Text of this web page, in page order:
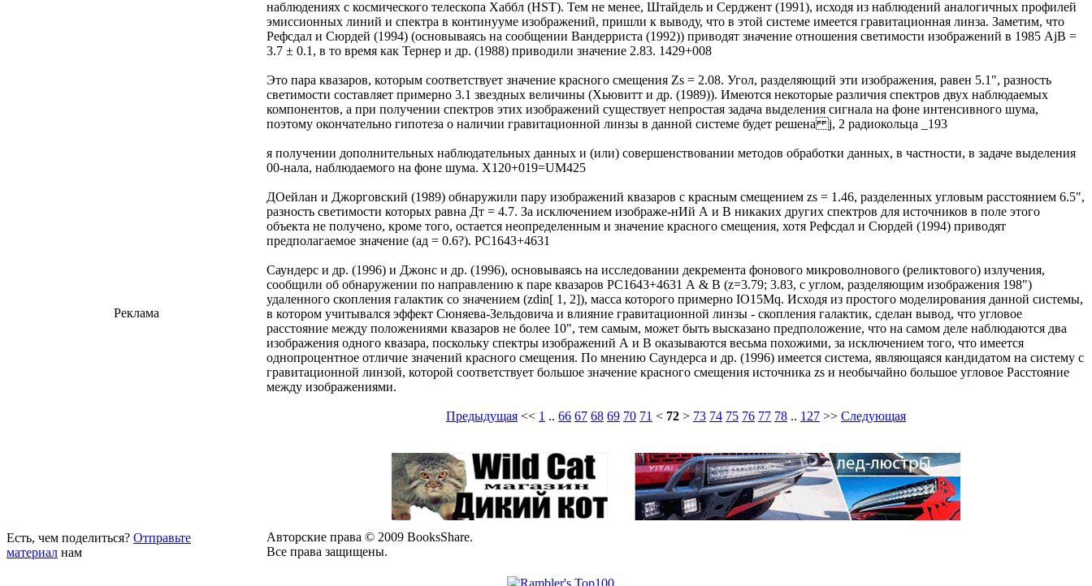
наблюдениях с космического телескопа Хаббл (HST). Тем не менее, Штайдель и Серджент (1991), исходя из наблюдений аналогичных профилей
эмиссионных линий и спектра в континууме изображений, пришли к выводу, что в этой системе имеется гравитационная линза. Заметим, что
Рефсдал и Сюрдей (1994) (основываясь на сообщении Вандерриста (1992)) приводят значение отношения светимости изображений в 1985 AjВ =
3.7 ± 0.1, в то время как Тернер и др. (1988) приводили значение 2.83. 1429+008
Это пара квазаров, которым соответствует значение красного смещения Zs = 2.08. Угол, разделяющий эти изображения, равен 5.1", разность
светимости составляет примерно 3.1 звездных величины (Хьювитт и др. (1989)). Имеются некоторые различия спектров двух наблюдаемых
компонентов, а при получении спектров этих изображений существует непростая задача выделения сигнала на фоне интенсивного шума,
поэтому окончательно гипотеза о наличии гравитационной линзы в данной системе будет решена j, 2 радиокольца _193
я получении дополнительных наблюдательных данных и (или) совершенствовании методов обработки данных, в частности, в задаче выделения
00-нала, наблюдаемого на фоне шума. X120+019=UM425
ДОейлан и Джорговский (1989) обнаружили пару изображений квазаров с красным смещением zs = 1.46, разделенных угловым расстоянием 6.5",
разность светимости которых равна Дт = 4.7. За исключением изображе-нИй А и В никаких других спектров для источников в поле этого
объекта не получено, кроме того, остается неопределенным и значение красного смещения, хотя Рефсдал и Сюрдей (1994) приводят
предполагаемое значение (ад = 0.6?). РС1643+4631
Саундерс и др. (1996) и Джонс и др. (1996), основываясь на исследовании декремента фонового микроволнового (реликтового) излучения,
сообщили об обнаружении по направлению к паре квазаров РС1643+4631 А & В (z=3.79; 3.83, с углом, разделяющим изображения 198")
удаленного скопления галактик со значением (zdin[ 1, 2]), масса которого примерно IO15Mq. Исходя из простого моделирования данной системы,
в котором учитывался эффект Сюняева-Зельдовича и влияние гравитационной линзы - скопления галактик, сделан вывод, что угловое
расстояние между положениями квазаров не более 10", тем самым, может быть высказано предположение, что на самом деле наблюдаются два
изображения одного квазара, поскольку спектры изображений А и В оказываются весьма похожими, за исключением того, что имеется
однопроцентное отличие значений красного смещения. По мнению Саундерса и др. (1996) имеется система, являющаяся кандидатом на систему с
гравитационной линзой, которой соответствует большое значение красного смещения источника zs и необычайно большое угловое Расстояние
между изображениями.
Предыдущая << 1 .. 66 67 68 69 70 71 < 72 > 73 74 75 76 77 78 .. 127 >> Следующая
Реклама
Есть, чем поделиться? Отправьте
материал нам
Авторские права © 2009 BooksShare.
Все права защищены.